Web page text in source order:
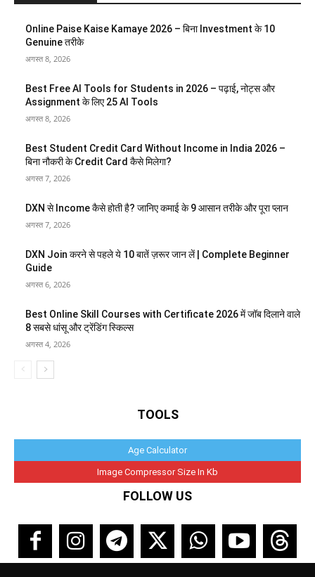
Online Paise Kaise Kamaye 2026 – बिना Investment के 10
Genuine तरीके
अगस्त 8, 2026
Best Free AI Tools for Students in 2026 – पढ़ाई, नोट्स और
Assignment के लिए 25 AI Tools
अगस्त 8, 2026
Best Student Credit Card Without Income in India 2026 –
बिना नौकरी के Credit Card कैसे मिलेगा?
अगस्त 7, 2026
DXN से Income कैसे होती है? जानिए कमाई के 9 आसान तरीके और पूरा प्लान
अगस्त 7, 2026
DXN Join करने से पहले ये 10 बातें ज़रूर जान लें | Complete Beginner
Guide
अगस्त 6, 2026
Best Online Skill Courses with Certificate 2026 में जॉब दिलाने वाले
8 सबसे धांसू और ट्रेंडिंग स्किल्स
अगस्त 4, 2026
TOOLS
Age Calculator
Image Compressor Size In Kb
FOLLOW US